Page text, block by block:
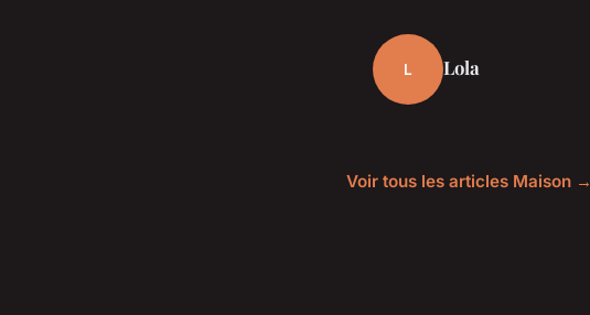
L Lola
Voir tous les articles Maison →